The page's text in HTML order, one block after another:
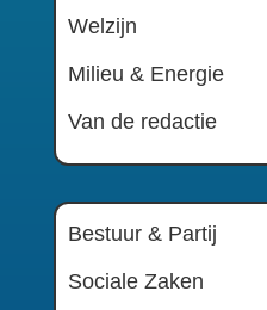
Welzijn
Milieu & Energie
Van de redactie
Bestuur & Partij
Sociale Zaken